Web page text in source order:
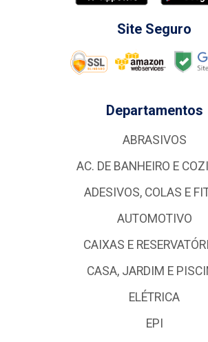
Site Seguro
Departamentos
ABRASIVOS
AC. DE BANHEIRO E
ADESIVOS, COLAS E
AUTOMOTIVO
CAIXAS E
CASA, JARDIM E
ELÉTRICA
EPI